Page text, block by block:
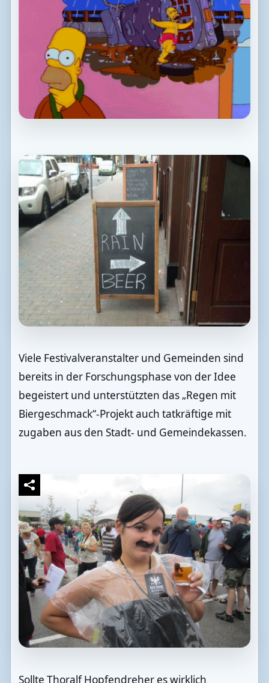
Viele Festivalveranstalter und Gemeinden sind
bereits in der Forschungsphase von der Idee
begeistert und unterstützten das „Regen mit
Biergeschmack“-Projekt auch tatkräftige mit
zugaben aus den Stadt- und Gemeindekassen.
Sollte Thoralf Hopfendreher es wirklich